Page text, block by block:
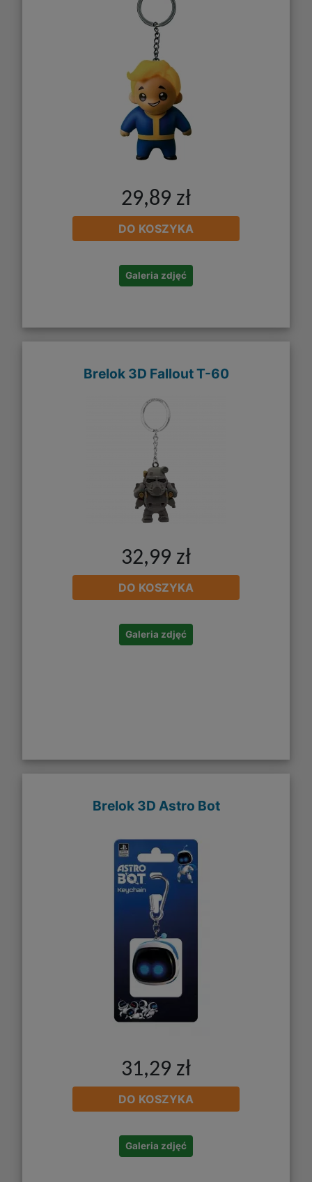
29,89 zł
DO KOSZYKA
Galeria zdjęć
Brelok 3D Fallout T-60
32,99 zł
DO KOSZYKA
Galeria zdjęć
Brelok 3D Astro Bot
31,29 zł
DO KOSZYKA
Galeria zdjęć